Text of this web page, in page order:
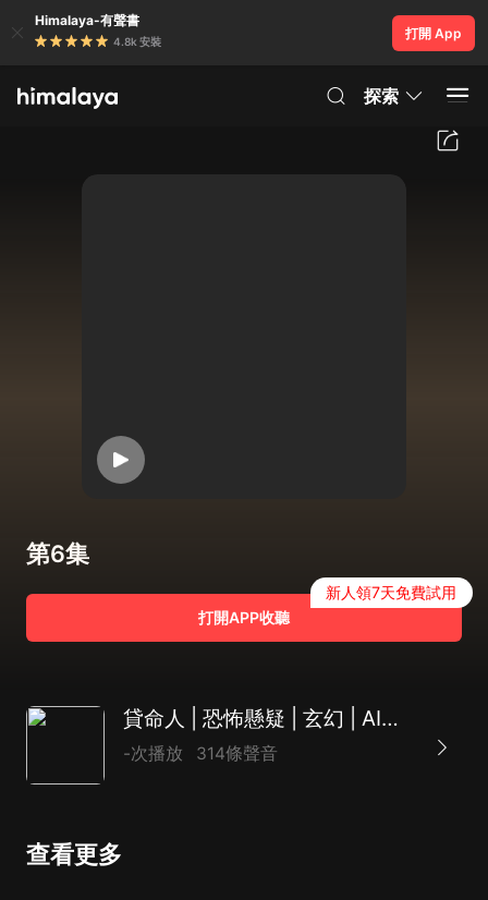
Himalaya-有聲書
4.8k 安裝
打開 App
探索
第6集
打開APP收聽
新人領7天免費試用
貸命人 | 恐怖懸疑 | 玄幻 | AI多播
-次播放 314條聲音
查看更多